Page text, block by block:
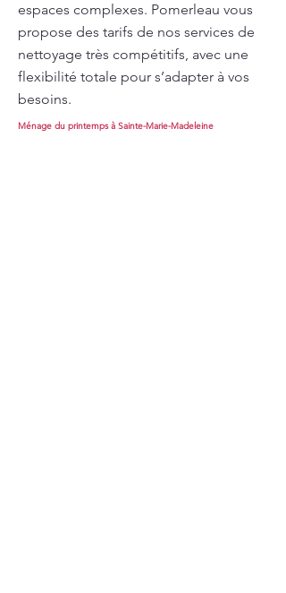
espaces complexes. Pomerleau vous
propose des tarifs de nos services de
nettoyage très compétitifs, avec une
flexibilité totale pour s’adapter à vos
besoins.
Ménage du printemps à Sainte-Marie-Madeleine